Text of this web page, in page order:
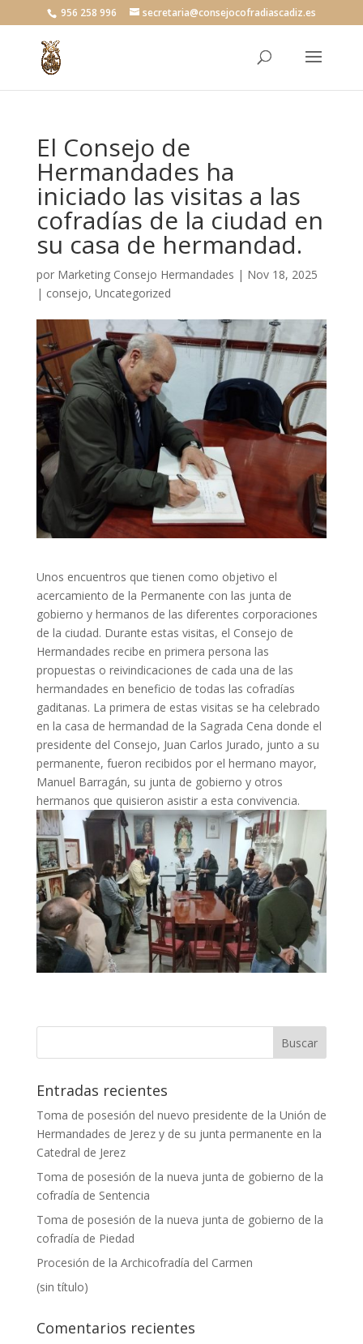
956 258 996 secretaria@consejocofradiascadiz.es
El Consejo de
Hermandades ha
iniciado las visitas a las
cofradías de la ciudad en
su casa de hermandad.
por Marketing Consejo Hermandades | Nov 18, 2025
| consejo, Uncategorized
Unos encuentros que tienen como objetivo el
acercamiento de la Permanente con las junta de
gobierno y hermanos de las diferentes corporaciones
de la ciudad. Durante estas visitas, el Consejo de
Hermandades recibe en primera persona las
propuestas o reivindicaciones de cada una de las
hermandades en beneficio de todas las cofradías
gaditanas. La primera de estas visitas se ha celebrado
en la casa de hermandad de la Sagrada Cena donde el
presidente del Consejo, Juan Carlos Jurado, junto a su
permanente, fueron recibidos por el hermano mayor,
Manuel Barragán, su junta de gobierno y otros
hermanos que quisieron asistir a esta convivencia.
Entradas recientes
Toma de posesión del nuevo presidente de la Unión de
Hermandades de Jerez y de su junta permanente en la
Catedral de Jerez
Toma de posesión de la nueva junta de gobierno de la
cofradía de Sentencia
Toma de posesión de la nueva junta de gobierno de la
cofradía de Piedad
Procesión de la Archicofradía del Carmen
(sin título)
Comentarios recientes